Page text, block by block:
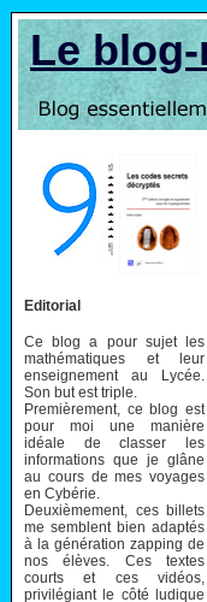
Le
Editorial
Ce blog a pour sujet les
mathématiques et leur
enseignement au Lycée.
Son but est triple.
Premièrement, ce blog est
pour moi une manière
idéale de classer les
informations que je glâne
au cours de mes voyages
en Cybérie.
Deuxièmement, ces billets
me semblent bien adaptés
à la génération zapping de
nos élèves. Ces textes
courts et ces vidéos,
privilégiant le côté ludique